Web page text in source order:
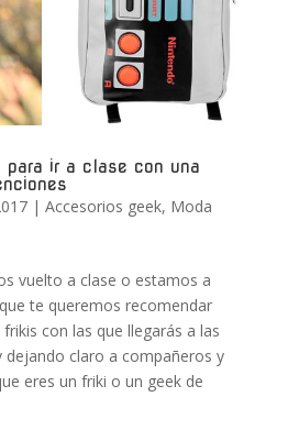
ir a clase con una
| Accesorios geek, Moda
vuelto a clase o estamos a
te queremos recomendar
con las que llegarás a las
dejando claro a compañeros y
eres un friki o un geek de